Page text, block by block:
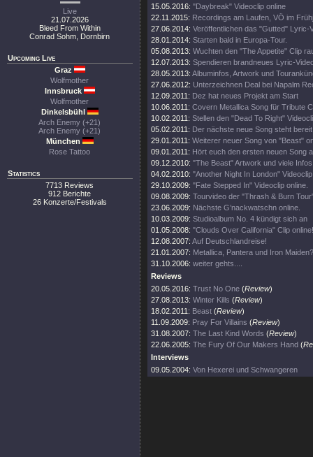
Live
21.07.2026
Bleed From Within
Conrad Sohm, Dornbirn
Upcoming Live
Graz
Wolfmother
Innsbruck
Wolfmother
Dinkelsbühl
Arch Enemy (+21)
Arch Enemy (+21)
München
Rose Tattoo
Statistics
7713 Reviews
912 Berichte
26 Konzerte/Festivals
15.05.2016: "Daybreak" Videoclip online
22.11.2015: Recordings am Laufen, VÖ im
27.06.2014: Veröffentlichen das "Gutted" Lyric-
28.01.2014: Starten bald in Europa-Tour.
05.08.2013: Wuchten den "The Appetite" Clip
12.07.2013: Spendieren brandneues Lyric-
28.05.2013: Albuminfos, Artwork und
27.06.2012: Unterzeichnen Deal bei Napalm
12.09.2011: Dez hat neues Projekt am Start
10.06.2011: Covern Metallica Song für Tribute
10.02.2011: Stellen den "Dead To Right"
05.02.2011: Der nächste neue Song steht
29.01.2011: Weiterer neuer Song von "Beast"
09.01.2011: Hört euch den ersten neuen Song
09.12.2010: "The Beast" Artwork und viele
04.02.2010: "Another Night In London"
29.10.2009: "Fate Stepped In" Videoclip online.
09.08.2009: Tourvideo der "Thrash & Burn
23.06.2009: Nächste G’nackwatschn online.
10.03.2009: Studioalbum No. 4 kündigt sich an
01.05.2008: "Clouds Over California" Clip online!
12.08.2007: Auf Deutschlandreise!
21.01.2007: Metallica, Pantera und Iron
31.10.2006: weiter gehts....
Reviews
20.05.2016: Trust No One (Review)
27.08.2013: Winter Kills (Review)
18.02.2011: Beast (Review)
11.09.2009: Pray For Villains (Review)
31.08.2007: The Last Kind Words (Review)
22.06.2005: The Fury Of Our Makers Hand (
Interviews
09.05.2004: Von Hexerei und Schwangeren